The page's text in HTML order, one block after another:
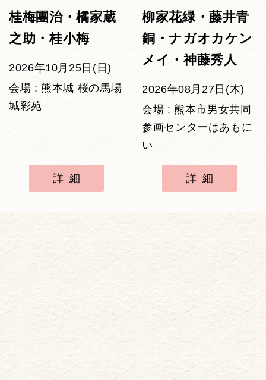
桂梅團治・橘家蔵
之助・桂小梅
2026年10月25日(日)
会場 : 熊本城 桜の馬場
城彩苑
詳細
柳家花緑・藤井青
銅・ナガオカケン
メイ・神藤秀人
2026年08月27日(木)
会場 : 熊本市男女共同
参画センターはあもに
い
詳細